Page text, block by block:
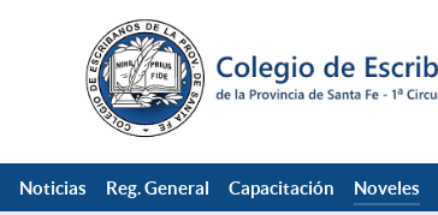
Noticias Reg. General Capacitación Noveles